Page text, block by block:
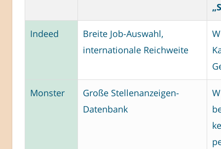
Indeed
Breite Job-Auswahl,
internationale Reichweite
Monster
Große Stellenanzeigen-
Datenbank